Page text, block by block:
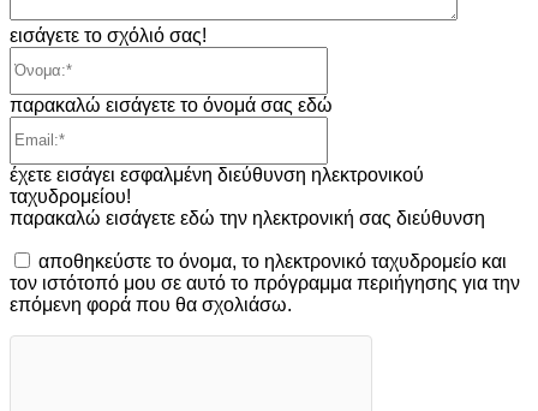
εισάγετε το σχόλιό σας!
παρακαλώ εισάγετε το όνομά σας εδώ
έχετε εισάγει εσφαλμένη διεύθυνση ηλεκτρονικού
ταχυδρομείου!
παρακαλώ εισάγετε εδώ την ηλεκτρονική σας διεύθυνση
αποθηκεύστε το όνομα, το ηλεκτρονικό ταχυδρομείο και
τον ιστότοπό μου σε αυτό το πρόγραμμα περιήγησης για την
επόμενη φορά που θα σχολιάσω.